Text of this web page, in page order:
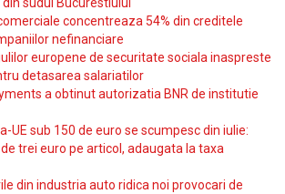
concentreaza 54% din creditele
nefinanciare
europene de securitate sociala inaspreste
detasarea salariatilor
a obtinut autorizatia BNR de institutie
UE sub 150 de euro se scumpesc din iulie:
trei euro pe articol, adaugata la taxa
din industria auto ridica noi provocari de